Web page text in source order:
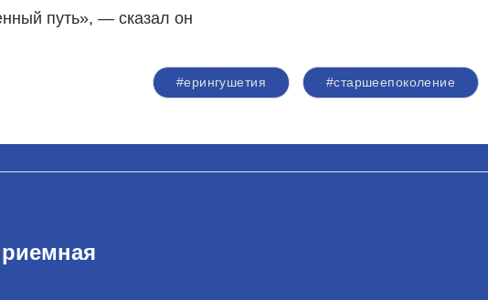
путь», — сказал он
#ерингушетия #старшеепоколение